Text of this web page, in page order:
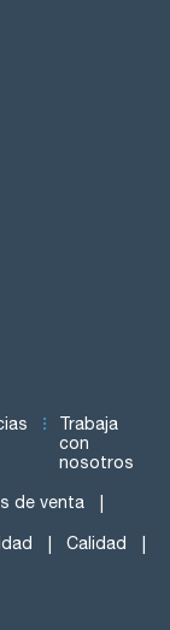
Trabaja
con
nosotros
de venta
Calidad